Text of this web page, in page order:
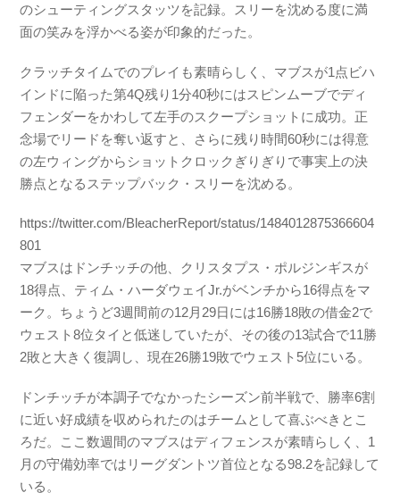
のシューティングスタッツを記録。スリーを沈める度に満
面の笑みを浮かべる姿が印象的だった。
クラッチタイムでのプレイも素晴らしく、マブスが1点ビハ
インドに陥った第4Q残り1分40秒にはスピンムーブでディ
フェンダーをかわして左手のスクープショットに成功。正
念場でリードを奪い返すと、さらに残り時間60秒には得意
の左ウィングからショットクロックぎりぎりで事実上の決
勝点となるステップバック・スリーを沈める。
https://twitter.com/BleacherReport/status/1484012875366604
801
マブスはドンチッチの他、クリスタプス・ポルジンギスが
18得点、ティム・ハーダウェイJr.がベンチから16得点をマ
ーク。ちょうど3週間前の12月29日には16勝18敗の借金2で
ウェスト8位タイと低迷していたが、その後の13試合で11勝
2敗と大きく復調し、現在26勝19敗でウェスト5位にいる。
ドンチッチが本調子でなかったシーズン前半戦で、勝率6割
に近い好成績を収められたのはチームとして喜ぶべきとこ
ろだ。ここ数週間のマブスはディフェンスが素晴らしく、1
月の守備効率ではリーグダントツ首位となる98.2を記録して
いる。